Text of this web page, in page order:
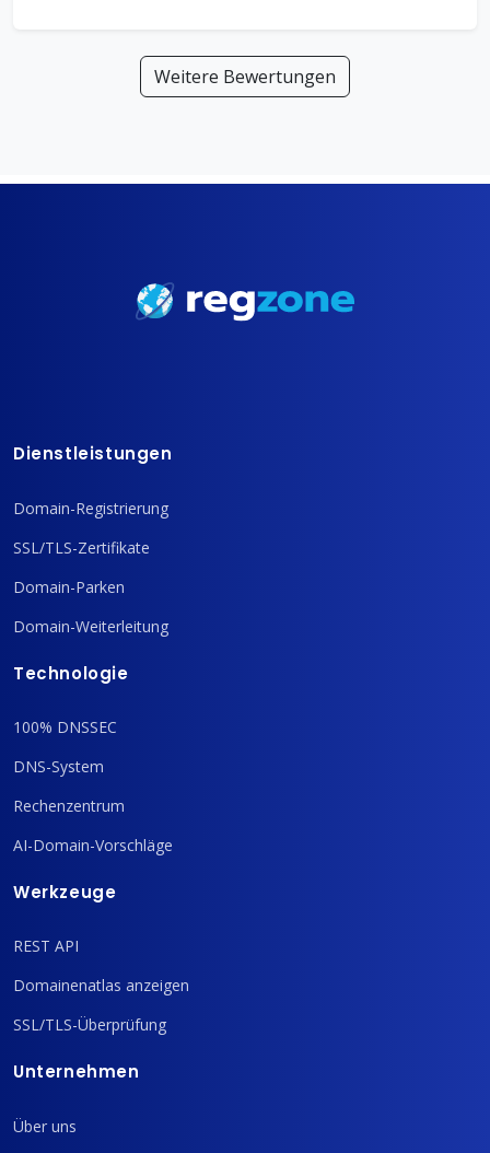
Weitere Bewertungen
Dienstleistungen
Domain-Registrierung
SSL/TLS-Zertifikate
Domain-Parken
Domain-Weiterleitung
Technologie
100% DNSSEC
DNS-System
Rechenzentrum
AI-Domain-Vorschläge
Werkzeuge
REST API
Domainenatlas anzeigen
SSL/TLS-Überprüfung
Unternehmen
Über uns